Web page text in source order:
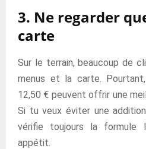
3. Ne regarder
carte
Sur le terrain, beaucoup de
menus et la carte.
12,50 € peuvent offrir une
Si tu veux éviter une
vérifie toujours la formule
appétit.